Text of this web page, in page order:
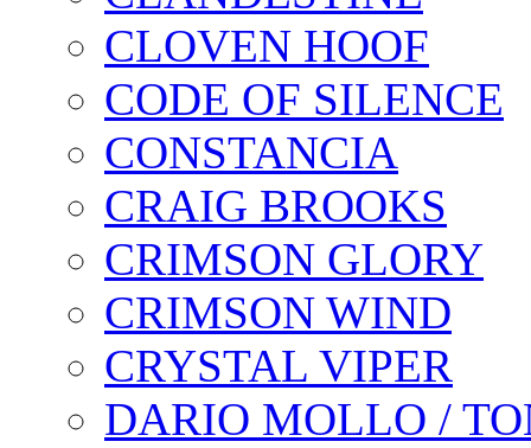
CLOVEN HOOF
CODE OF SILENCE
CONSTANCIA
CRAIG BROOKS
CRIMSON GLORY
CRIMSON WIND
CRYSTAL VIPER
DARIO MOLLO /